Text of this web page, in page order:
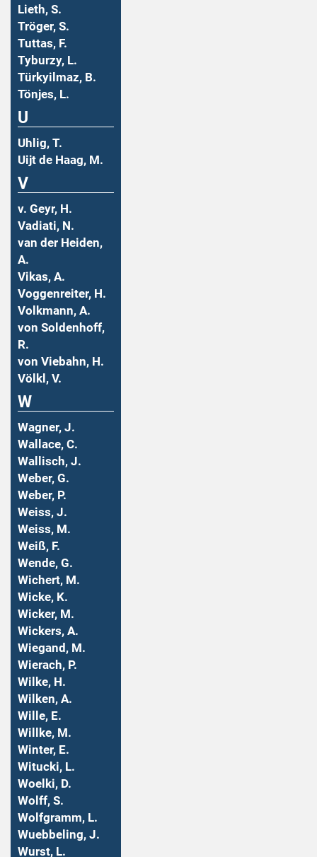
Lieth, S.
Tröger, S.
Tuttas, F.
Tyburzy, L.
Türkyilmaz, B.
Tönjes, L.
U
Uhlig, T.
Uijt de Haag, M.
V
v. Geyr, H.
Vadiati, N.
van der Heiden,
A.
Vikas, A.
Voggenreiter, H.
Volkmann, A.
von Soldenhoff,
R.
von Viebahn, H.
Völkl, V.
W
Wagner, J.
Wallace, C.
Wallisch, J.
Weber, G.
Weber, P.
Weiss, J.
Weiss, M.
Weiß, F.
Wende, G.
Wichert, M.
Wicke, K.
Wicker, M.
Wickers, A.
Wiegand, M.
Wierach, P.
Wilke, H.
Wilken, A.
Wille, E.
Willke, M.
Winter, E.
Witucki, L.
Woelki, D.
Wolff, S.
Wolfgramm, L.
Wuebbeling, J.
Wurst, L.